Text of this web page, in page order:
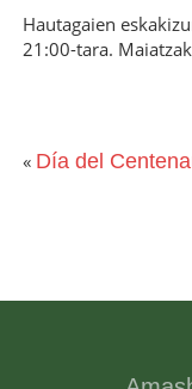
Hautagaien
21:00-tara.
« Día del